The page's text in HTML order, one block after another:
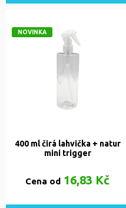
NOVINKA
400 ml čirá lahvička + natur
mini trigger
Cena od 16,83 Kč